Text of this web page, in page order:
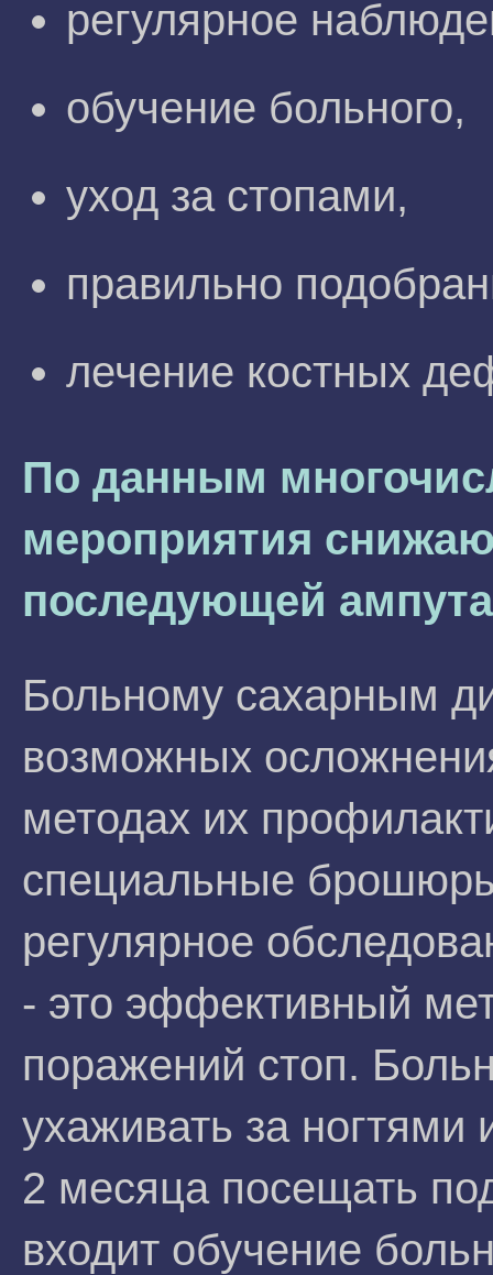
регулярное
обучение больного,
уход за стопами,
правильно
лечение костных
По данным
мероприятия
последующей
Больному сахарным
возможных
методах их
специальные
регулярное
- это эффективный
поражений стоп.
ухаживать за
2 месяца посещать
входит обучение